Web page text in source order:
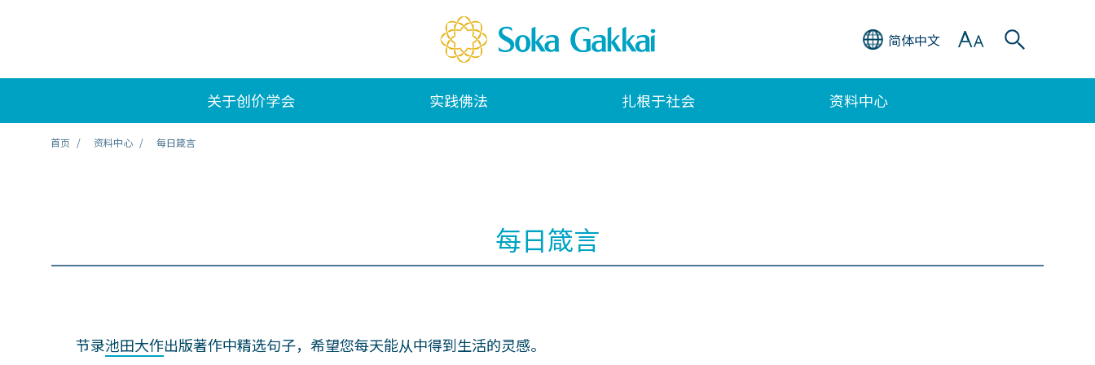
简体中文
关于创价学会 实践佛法 扎根于社会 资料中心
首页 资料中心 每日箴言
每日箴言
节录池田大作出版著作中精选句子，希望您每天能从中得到生活的灵感。